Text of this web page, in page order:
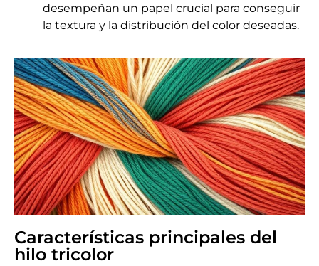
desempeñan un papel crucial para conseguir
la textura y la distribución del color deseadas.
Características principales del
hilo tricolor